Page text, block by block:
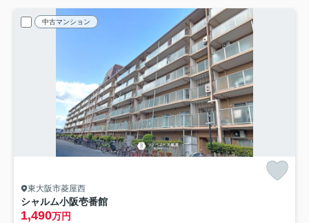
中古マンション
東大阪市菱屋西
シャルム小阪壱番館
1,490万円